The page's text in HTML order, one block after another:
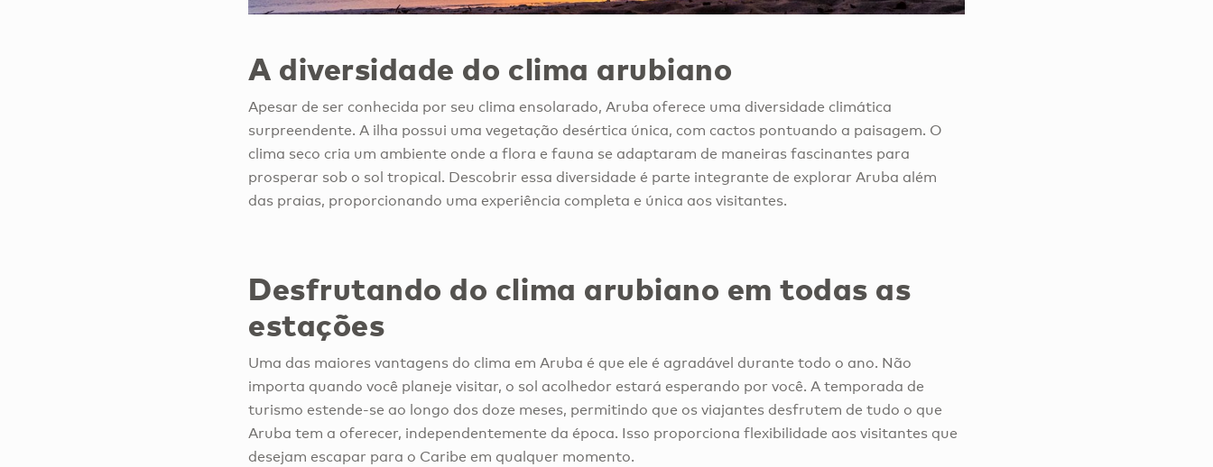
A diversidade do clima arubiano
Apesar de ser conhecida por seu clima ensolarado, Aruba oferece uma diversidade climática
surpreendente. A ilha possui uma vegetação desértica única, com cactos pontuando a paisagem. O
clima seco cria um ambiente onde a flora e fauna se adaptaram de maneiras fascinantes para
prosperar sob o sol tropical. Descobrir essa diversidade é parte integrante de explorar Aruba além
das praias, proporcionando uma experiência completa e única aos visitantes.
Desfrutando do clima arubiano em todas as
estações
Uma das maiores vantagens do clima em Aruba é que ele é agradável durante todo o ano. Não
importa quando você planeje visitar, o sol acolhedor estará esperando por você. A temporada de
turismo estende-se ao longo dos doze meses, permitindo que os viajantes desfrutem de tudo o que
Aruba tem a oferecer, independentemente da época. Isso proporciona flexibilidade aos visitantes que
desejam escapar para o Caribe em qualquer momento.